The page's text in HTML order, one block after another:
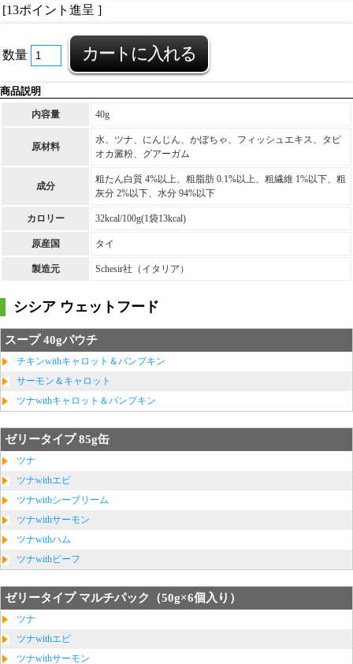
[13ポイント進呈 ]
数量
商品説明
内容量 40g
原材料
水、ツナ、にんじん、かぼちゃ、フィッシュエキス、タピ
オカ澱粉、グアーガム
成分
粗たん白質 4%以上、粗脂肪 0.1%以上、粗繊維 1%以下、粗
灰分 2%以下、水分 94%以下
カロリー 32kcal/100g(1袋13kcal)
原産国 タイ
製造元 Schesir社（イタリア）
シシア ウェットフード
スープ 40gパウチ
チキンwithキャロット＆パンプキン
サーモン＆キャロット
ツナwithキャロット＆パンプキン
ゼリータイプ 85g缶
ツナ
ツナwithエビ
ツナwithシーブリーム
ツナwithサーモン
ツナwithハム
ツナwithビーフ
ゼリータイプ マルチパック（50g×6個入り）
ツナ
ツナwithエビ
ツナwithサーモン